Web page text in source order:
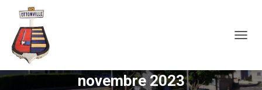
novembre 2023